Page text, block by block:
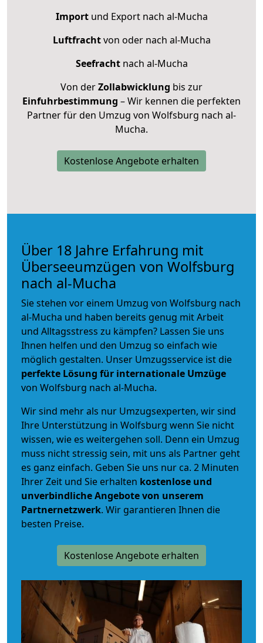
Importund Export nach al-Mucha
Luftfrachtvon oder nach al-Mucha
Seefrachtnach al-Mucha
Von derZollabwicklung bis zur
Einfuhrbestimmung – Wir kennen die perfekten
Partner für den Umzug von Wolfsburg nach al-
Mucha.
Kostenlose Angebote erhalten
Über 18 Jahre Erfahrung mit
Überseeumzügen von Wolfsburg
nach al-Mucha
Sie stehen vor einem Umzug von Wolfsburg nach
al-Mucha und haben bereits genug mit Arbeit
und Alltagsstress zu kämpfen? Lassen Sie uns
Ihnen helfen und den Umzug so einfach wie
möglich gestalten. Unser Umzugsservice ist die
perfekte Lösung für internationale Umzüge
von Wolfsburg nach al-Mucha.
Wir sind mehr als nur Umzugsexperten, wir sind
Ihre Unterstützung in Wolfsburg wenn Sie nicht
wissen, wie es weitergehen soll. Denn ein Umzug
muss nicht stressig sein, mit uns als Partner geht
es ganz einfach. Geben Sie uns nur ca. 2 Minuten
Ihrer Zeit und Sie erhalten kostenlose und
unverbindlicheAngebote von unserem
Partnernetzwerk. Wir garantieren Ihnen die
besten Preise.
Kostenlose Angebote erhalten